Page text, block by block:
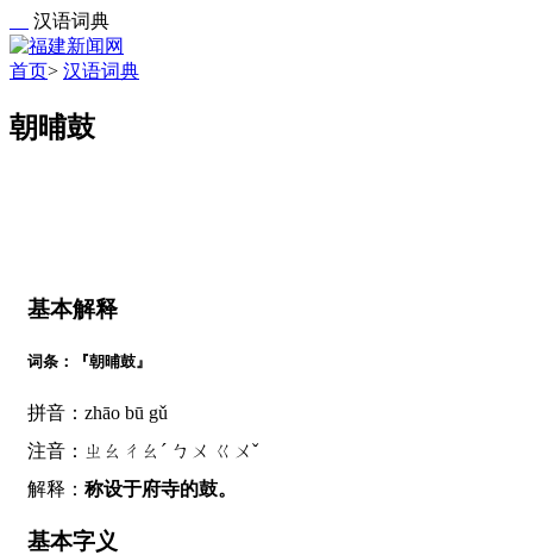
汉语词典
首页> 汉语词典
朝晡鼓
基本解释
词条：『朝晡鼓』
拼音：zhāo bū gǔ
注音：ㄓㄠㄔㄠˊ ㄅㄨ ㄍㄨˇ
解释： 称设于府寺的鼓。
基本字义